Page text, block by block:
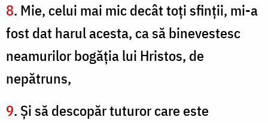
8. Mie, celui mai mic decât toţi sfinţii, mi-a
fost dat harul acesta, ca să binevestesc
neamurilor bogăţia lui Hristos, de
nepătruns,
9. Şi să descopăr tuturor care este